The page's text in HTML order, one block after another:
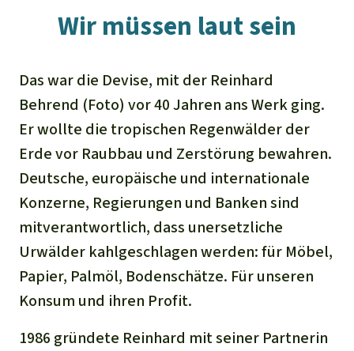
Wir müssen laut sein
Das war die Devise, mit der Reinhard
Behrend (Foto) vor 40 Jahren ans Werk ging.
Er wollte die tropischen Regenwälder der
Erde vor Raubbau und Zerstörung bewahren.
Deutsche, europäische und internationale
Konzerne, Regierungen und Banken sind
mitverantwortlich, dass unersetzliche
Urwälder kahlgeschlagen werden: für Möbel,
Papier, Palmöl, Bodenschätze. Für unseren
Konsum und ihren Profit.
1986 gründete Reinhard mit seiner Partnerin